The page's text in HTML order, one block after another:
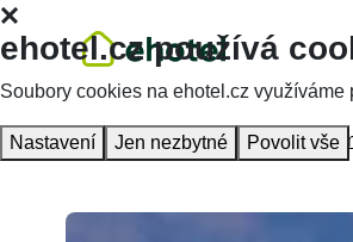
Hlavní stránka Ubytování Ski
ehotel.cz používá
Soubory cookies na ehotel.cz
Nastavení Jen nezbytné Povolit vše